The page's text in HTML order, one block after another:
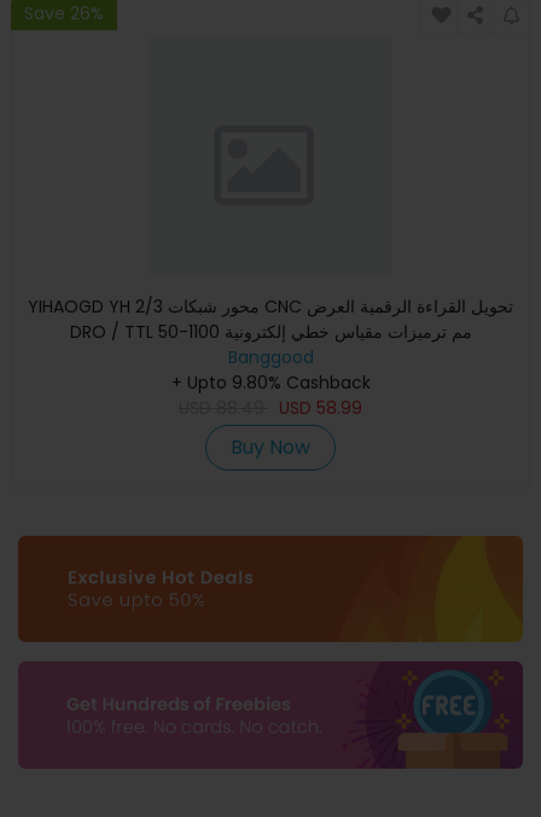
Save 26%
YIHAOGD YH 2/3 محور شبكات CNC تحويل القراءة الرقمية العرض
DRO / TTL 50-1100 مم ترميزات مقياس خطي إلكترونية
Banggood
+ Upto 9.80% Cashback
USD 58.99
Buy Now